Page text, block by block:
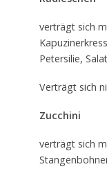
verträgt sich
Petersilie,
Verträgt sich
Zucchini
verträgt sich